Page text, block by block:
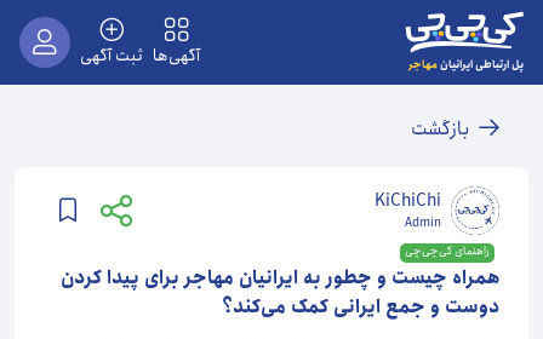
پل ارتباطی ایرانیانمهاجر آگهی‌ها ثبت آگهی
بازگشت
KiChiChi
Admin
راهنمای کی‌چی‌چی
همراه چیست و چطور به ایرانیان مهاجر برای پیدا کردن
دوست و جمع ایرانی کمک می‌کند؟